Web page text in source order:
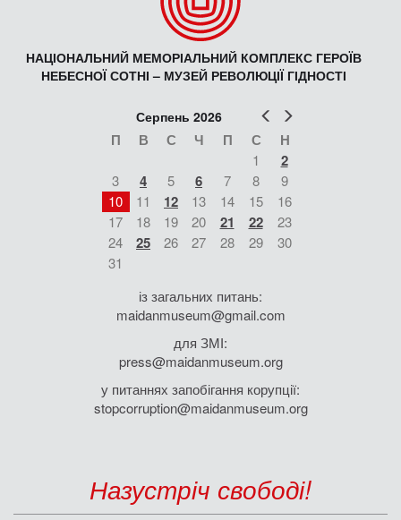
НАЦІОНАЛЬНИЙ МЕМОРІАЛЬНИЙ КОМПЛЕКС ГЕРОЇВ
НЕБЕСНОЇ СОТНІ – МУЗЕЙ РЕВОЛЮЦІЇ ГІДНОСТІ
Попер
Серпень 2026
П В С Ч П С Н
1 2
3 4 5 6 7 8
9
10
11 12 13 14 15
16
17
18 19 20 21 22
23
24
25 26 27 28 29
30
31
із загальних питань:
maidanmuseum@gmail.com
для ЗМІ:
press@maidanmuseum.org
у питаннях запобігання корупції:
stopcorruption@maidanmuseum.org
Назустріч свободі!